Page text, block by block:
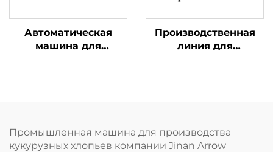
Автоматическая
машина для
Производственная
линия для
Промышленная машина для производства
кукурузных хлопьев компании Jinan Arrow